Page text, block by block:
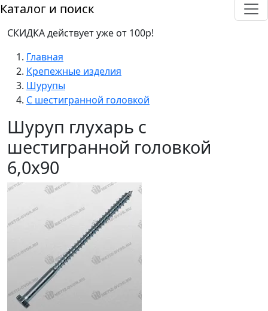
Каталог и поиск
СКИДКА действует уже от 100р!
Главная
Крепежные изделия
Шурупы
С шестигранной головкой
Шуруп глухарь с
шестигранной головкой
6,0x90